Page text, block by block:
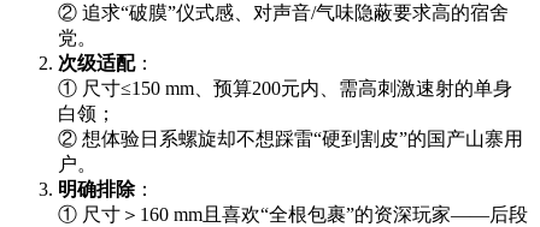
② 追求“破膜”仪式感、对声音/气味隐蔽要求高的宿舍
党。
次级适配：
① 尺寸≤150 mm、预算200元内、需高刺激速射的单身
白领；
② 想体验日系螺旋却不想踩雷“硬到割皮”的国产山寨用
户。
明确排除：
① 尺寸＞160 mm且喜欢“全根包裹”的资深玩家——后段